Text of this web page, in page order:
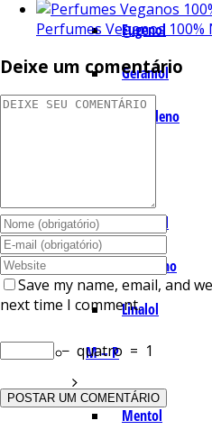
Eugenol
Geraniol
Humuleno
Lemonal
Limoneno
Linalol
M – P
Mentol
Perfumes Veganos
Deixe um comentário
Save my name, email, and
next time I comment.
− quatro = 1